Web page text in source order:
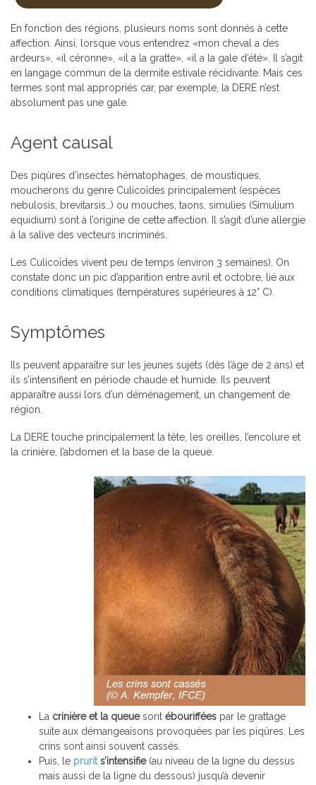
En fonction des régions, plusieurs noms sont donnés à cette
affection. Ainsi, lorsque vous entendrez «mon cheval a des
ardeurs», «il céronne», «il a la gratte», «il a la gale d’été». Il s’agit
en langage commun de la dermite estivale récidivante. Mais ces
termes sont mal appropriés car, par exemple, la DERE n’est
absolument pas une gale.
Agent causal
Des piqûres d’insectes hématophages, de moustiques,
moucherons du genre Culicoïdes principalement (espèces
nebulosis, brevitarsis…) ou mouches, taons, simulies (Simulium
equidium) sont à l’origine de cette affection. Il s’agit d’une allergie
à la salive des vecteurs incriminés.
Les Culicoïdes vivent peu de temps (environ 3 semaines). On
constate donc un pic d’apparition entre avril et octobre, lié aux
conditions climatiques (températures supérieures à 12° C).
Symptômes
Ils peuvent apparaître sur les jeunes sujets (dès l’âge de 2 ans) et
ils s’intensifient en période chaude et humide. Ils peuvent
apparaître aussi lors d’un déménagement, un changement de
région.
La DERE touche principalement la tête, les oreilles, l’encolure et
la crinière, l’abdomen et la base de la queue.
La crinière et la queuesont ébouriffées par le grattage
suite aux démangeaisons provoquées par les piqûres. Les
crins sont ainsi souvent cassés.
Puis, le prurits’intensifie(au niveau de la ligne du dessus
mais aussi de la ligne du dessous) jusqu’à devenir